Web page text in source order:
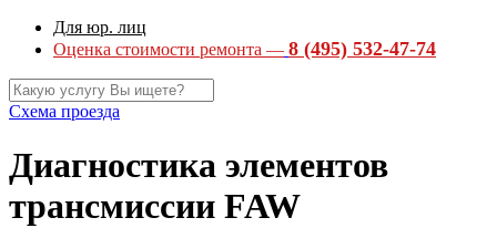
Для юр. лиц
Оценка стоимости ремонта — 8 (495) 532-47-74
Схема проезда
Диагностика элементов
трансмиссии FAW